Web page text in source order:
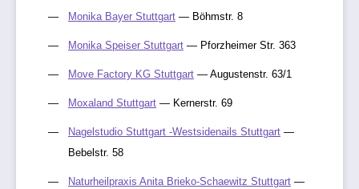
Monika Bayer Stuttgart — Böhmstr. 8
Monika Speiser Stuttgart — Pforzheimer Str. 363
Move Factory KG Stuttgart — Augustenstr. 63/1
Moxaland Stuttgart — Kernerstr. 69
Nagelstudio Stuttgart -Westsidenails Stuttgart —
Bebelstr. 58
Naturheilpraxis Anita Brieko-Schaewitz Stuttgart —